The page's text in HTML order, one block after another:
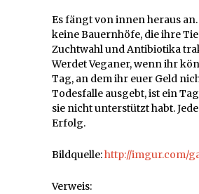
Es fängt von innen heraus
keine Bauernhöfe, die ihre
Zuchtwahl und Antibiotika
Werdet Veganer, wenn ihr
Tag, an dem ihr euer Geld
Todesfalle ausgebt, ist ein
sie nicht unterstützt habt.
Erfolg.
Bildquelle:http://imgur.com/
Verweis: